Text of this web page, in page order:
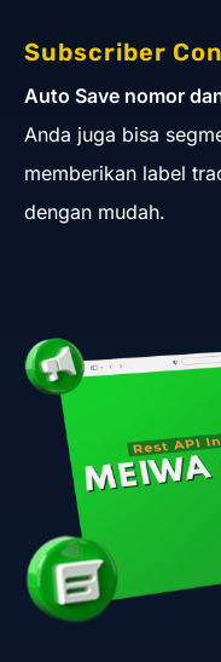
Subscriber
Auto Save nomor
Anda juga bisa
memberikan label
dengan mudah.